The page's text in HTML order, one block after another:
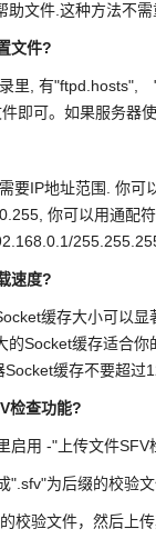
文件.这种方法不
文件?
里, 有
即可。如果服务器
要IP地址范围. 你可
你可以用通配
速度?
缓存大小可以
的Socket缓存适合
缓存不要超过
检查功能?
启用 -"上传文件SFV
".sfv"为后缀的校验
校验文件，然后上